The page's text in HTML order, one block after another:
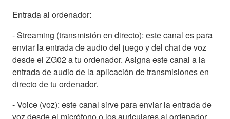
Entrada al ordenador:
- Streaming (transmisión en directo): este canal es para
enviar la entrada de audio del juego y del chat de voz
desde el ZG02 a tu ordenador. Asigna este canal a la
entrada de audio de la aplicación de transmisiones en
directo de tu ordenador.
- Voice (voz): este canal sirve para enviar la entrada de